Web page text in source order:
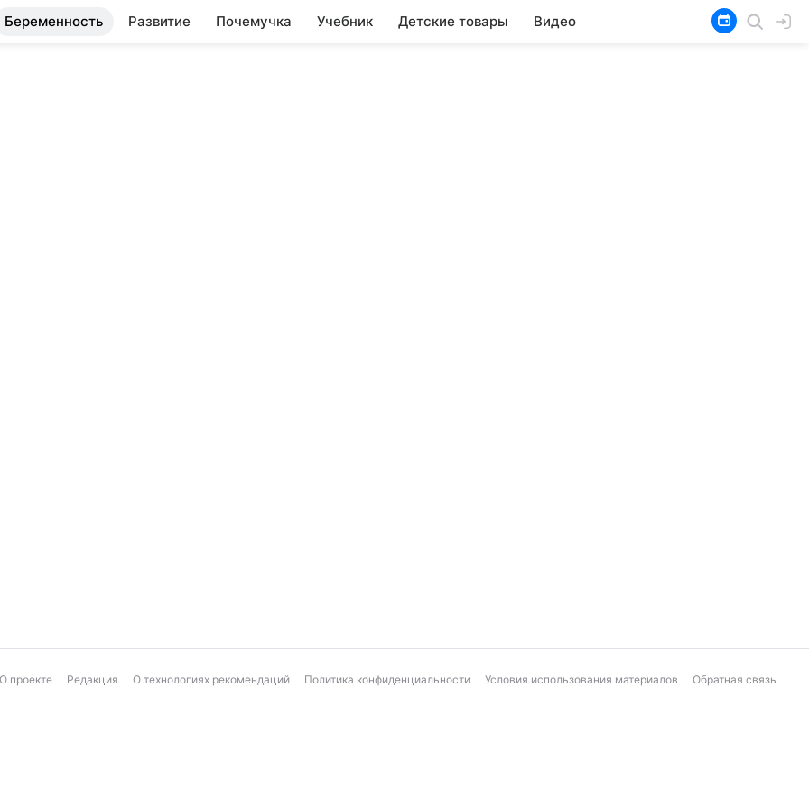
Беременность Развитие Почемучка Учебник Детские товары Видео
О проекте Редакция О технологиях рекомендаций Политика конфиденциальности Условия использования материалов Обратная связь